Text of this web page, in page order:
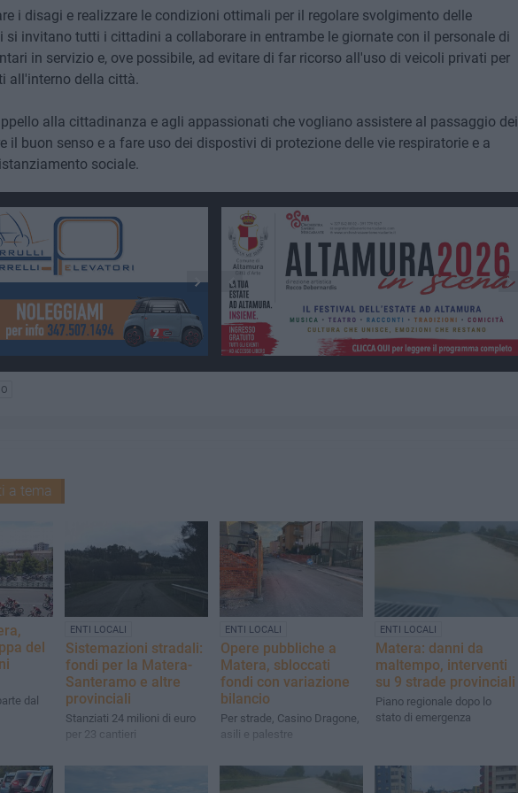
i disagi e realizzare le condizioni ottimali per il regolare svolgimento delle
si invitano tutti i cittadini a collaborare in entrambe le giornate con il personale di
in servizio e, ove possibile, ad evitare di far ricorso all'uso di veicoli privati per
all'interno della città.
alla cittadinanza e agli appassionati che vogliano assistere al passaggio dei
il buon senso e a fare uso dei dispostivi di protezione delle vie respiratorie e a
sociale.
a tema
del
dal
ENTI LOCALI
Sistemazioni stradali:
fondi per la Matera-
Santeramo e altre
provinciali
Stanziati 24 milioni di euro
per 23 cantieri
ENTI LOCALI
Opere pubbliche a
Matera, sbloccati
fondi con variazione
bilancio
Per strade, Casino Dragone,
asili e palestre
ENTI LOCALI
Matera: danni da
maltempo, interventi
su 9 strade provinciali
Piano regionale dopo lo
stato di emergenza